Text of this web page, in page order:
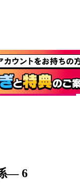
― 6